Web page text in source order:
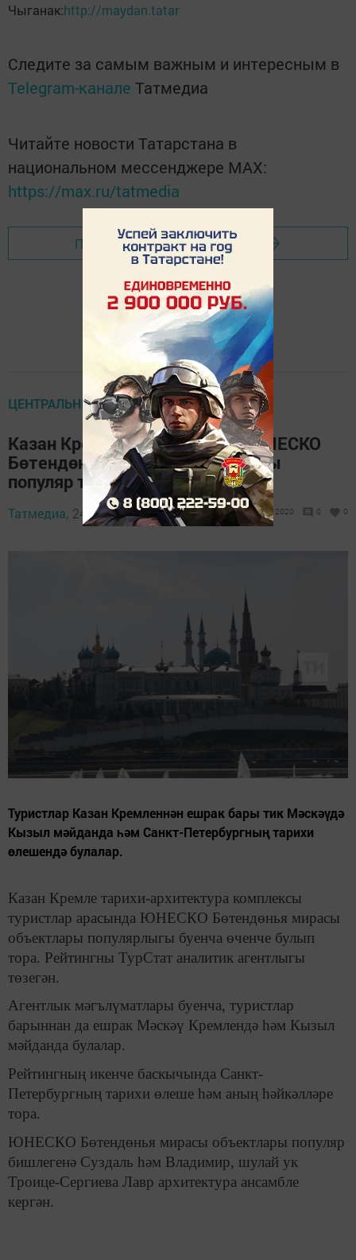
Чыганак:http://maydan.tatar
Следите за самым важным и интересным в
Telegram-канале Татмедиа
Читайте новости Татарстана в
национальном мессенджере MАХ:
https://max.ru/tatmedia
Перейти на страницу новости
ЦЕНТРАЛЬНЫЕ НОВОСТИ
Казан Кремле туристларның ЮНЕСКО
Бөтендөнья мирасы объектлары
популяр топ-3легенә кергән
Татмедиа, 24 октябрь 2018 - 11:04 2020 0 0
Туристлар Казан Кремленнән ешрак бары тик Мәскәүдә
Кызыл мәйданда һәм Санкт-Петербургның тарихи
өлешендә булалар.
Казан Кремле тарихи-архитектура комплексы
туристлар арасында ЮНЕСКО Бөтендөнья мирасы
объектлары популярлыгы буенча өченче булып
тора. Рейтингны ТурСтат аналитик агентлыгы
төзегән.
Агентлык мәгълүматлары буенча, туристлар
барыннан да ешрак Мәскәү Кремлендә һәм Кызыл
мәйданда булалар.
Рейтингның икенче баскычында Санкт-
Петербургның тарихи өлеше һәм аның һәйкәлләре
тора.
ЮНЕСКО Бөтендөнья мирасы объектлары популяр
бишлегенә Суздаль һәм Владимир, шулай ук
Троице-Сергиева Лавр архитектура ансамбле
кергән.